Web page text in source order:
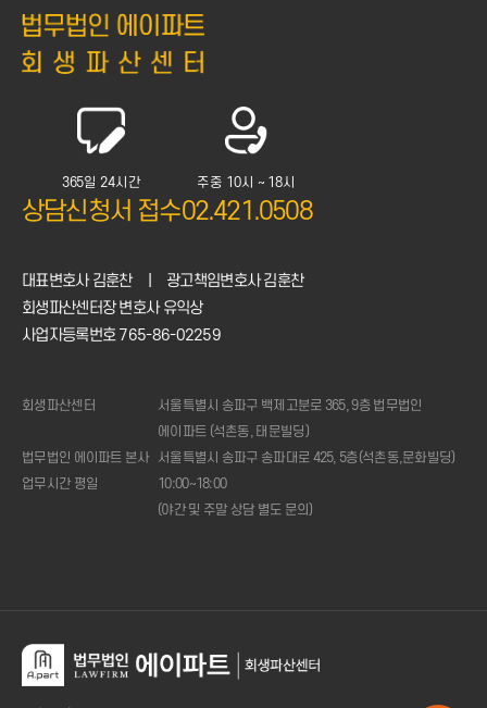
365일 24시간
상담신청서 접수
주중 10시 ~ 18시
02.421.0508
대표변호사 김훈찬
광고책임변호사 김훈찬
회생파산센터장 변호사 유익상
사업자등록번호 765-86-02259
회생파산센터
서울특별시 송파구 백제고분로 365, 9층 법무법인
에이파트 (석촌동, 태문빌딩)
법무법인 에이파트 본사
서울특별시 송파구 송파대로 425, 5층(석촌동,문화빌딩)
업무시간 평일
10:00~18:00
(야간 및 주말 상담 별도 문의)